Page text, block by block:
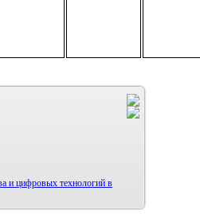
и цифровых технологий в